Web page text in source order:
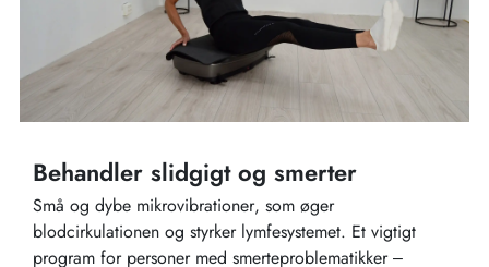
Behandler slidgigt og smerter
Små og dybe mikrovibrationer, som øger
blodcirkulationen og styrker lymfesystemet. Et vigtigt
program for personer med smerteproblematikker –